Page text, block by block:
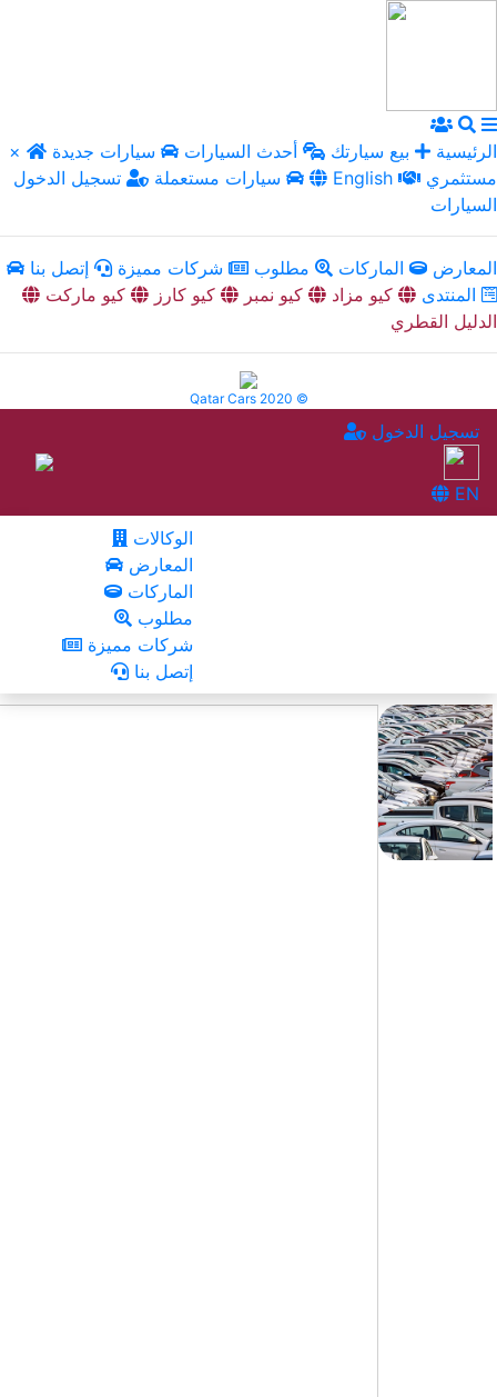
× الرئيسية بيع سيارتك أحدث السيارات
سيارات جديدة
سيارات مستعملة
تسجيل الدخول English
السيارات
المعارض الماركات مطلوب شركات مميزة
إتصل بنا
المنتدى
كيو مزاد كيو نمبر كيو كارز
كيو ماركت
الدليل القطري
Qatar Cars 2020 ©
تسجيل الدخول
EN
الوكالات
المعارض
الماركات
مطلوب
شركات مميزة
إتصل بنا